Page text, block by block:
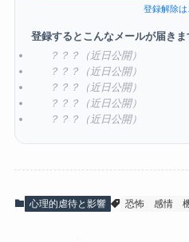
登録解除は
登録するとこんなメールが届きま
？？？（近日公開）
？？？（近日公開）
？？？（近日公開）
？？？（近日公開）
？？？（近日公開）
心理的虐待と影響 恐怖 感情